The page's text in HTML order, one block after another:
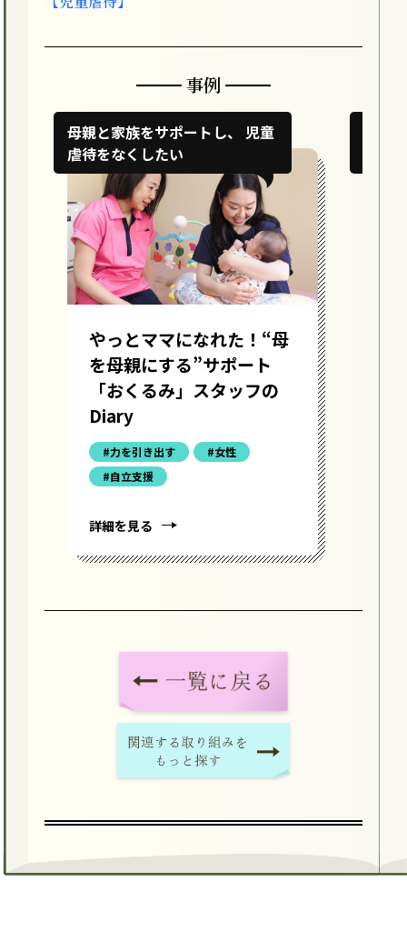
事例
母親と家族をサポートし、 児童
虐待をなくしたい
やっとママになれた！――“母
を母親にする”サポート
「おくるみ」スタッフの
Diary
#力を引き出す
#女性
#自立支援
詳細を見る